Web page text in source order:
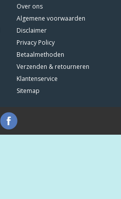
Over ons
Algemene voorwaarden
Disclaimer
Privacy Policy
Betaalmethoden
Verzenden & retourneren
Klantenservice
Sitemap